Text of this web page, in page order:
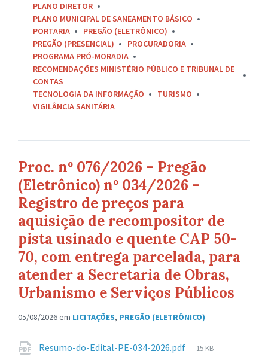
PLANO DIRETOR
PLANO MUNICIPAL DE SANEAMENTO BÁSICO
PORTARIA
PREGÃO (ELETRÔNICO)
PREGÃO (PRESENCIAL)
PROCURADORIA
PROGRAMA PRÓ-MORADIA
RECOMENDAÇÕES MINISTÉRIO PÚBLICO E TRIBUNAL DE
CONTAS
TECNOLOGIA DA INFORMAÇÃO
TURISMO
VIGILÂNCIA SANITÁRIA
Proc. nº 076/2026 – Pregão
(Eletrônico) nº 034/2026 –
Registro de preços para
aquisição de recompositor de
pista usinado e quente CAP 50-
70, com entrega parcelada, para
atender a Secretaria de Obras,
Urbanismo e Serviços Públicos
05/08/2026em LICITAÇÕES, PREGÃO (ELETRÔNICO)
Anexos
Resumo-do-Edital-PE-034-2026.pdf
Tamanho
15 KB